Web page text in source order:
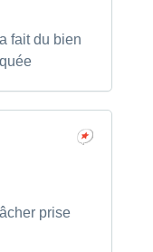
fait du bien
prise